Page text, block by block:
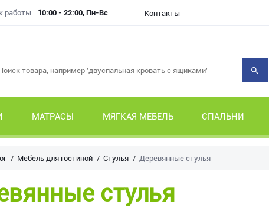
работы 10:00 - 22:00, Пн-Вс Контакты
МАТРАСЫ МЯГКАЯ МЕБЕЛЬ СПАЛЬНИ
Мебель для гостиной Стулья Деревянные стулья
стулья